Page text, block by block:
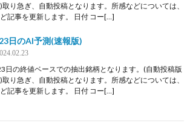
取り急ぎ、自動投稿となります。所感などについては、
記事を更新します。 日付 コー[…]
日のAI予測(速報版)
日の終値ベースでの抽出銘柄となります。(自動投稿版
取り急ぎ、自動投稿となります。所感などについては、
記事を更新します。 日付 コー[…]